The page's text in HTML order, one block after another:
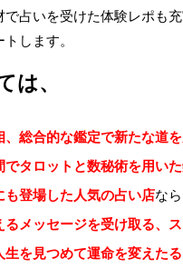
で占いを受けた体験レポも
します。
は、
、総合的な鑑定で新たな道
でタロットと数秘術を用い
も登場した人気の占い店なら
るメッセージを受け取る、
生を見つめて運命を変えた